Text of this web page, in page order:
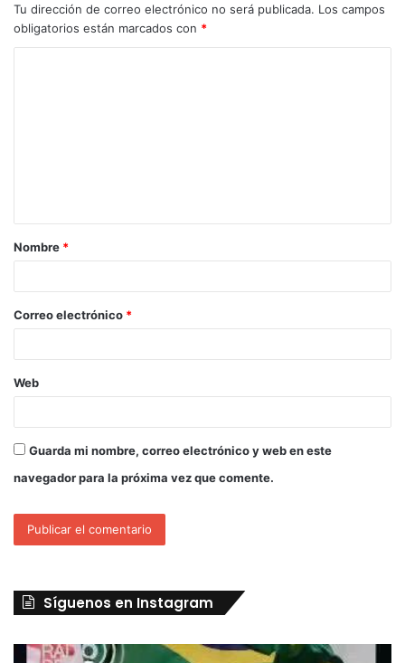
Tu dirección de correo electrónico no será publicada. Los campos
obligatorios están marcados con *
Nombre *
Correo electrónico *
Web
Guarda mi nombre, correo electrónico y web en este
navegador para la próxima vez que comente.
Síguenos en Instagram